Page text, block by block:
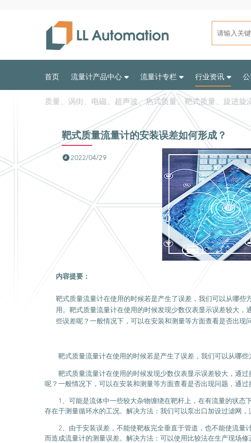
首页 流量计产品中心 流量计专栏 行业资讯 公
质量、涡街、电磁、超声波、热式质量、靶式质量、旋进旋
靶式质量流量计的安装误差如何形成？
2022/04/29
内容提要：
靶式质量流量计在使用的时候若是产生了误差，我们可以从哪
用。靶式质量流量计在使用的时候发现少数仪表显示误差较大
些误差呢？一般情况下，可以在安装和测量等方面查看是否出
靶式质量流量计在使用的时候若是产生了误差，我们可以从哪
靶式质量流量计在使用的时候发现少数仪表显示误差较大，通
呢？一般情况下，可以在安装和测量等方面查看是否出现问题，通过
1、可能是流体中一些较大杂物缠绕在靶杆上，在有流量的状
存在于测量循环水的工况。解决方法：我们可以泵出口加设过滤网
2、由于安装误差，不能使靶板完全垂直于管道，也不能使流
而造成流量计的测量误差。解决方法：可以使用比较法在生产现场